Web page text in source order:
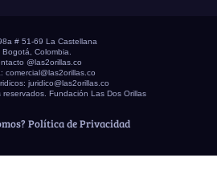
# 51-69 La Castellana
Bogotá, Colombia.
@las2orillas.co
comercial@las2orillas.co
juridico@las2orillas.co
reservados. Fundación Las Dos Orillas
Política de Privacidad